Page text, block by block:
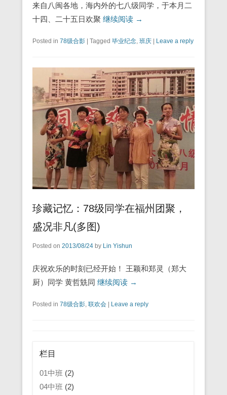
来自八闽各地，海内外的七八级同学，于本月二
十四、二十五日欢聚 继续阅读 →
Posted in 78级合影 | Tagged 毕业纪念 班庆 | Leave a reply
珍藏记忆：78级同学在福州团聚，
盛况非凡(多图)
Posted on 2013/08/24 by Lin Yishun
庆祝欢乐的时刻已经开始！ 王颖和郑灵（郑大
厨）同学 黄哲兟同 继续阅读 →
Posted in 78级合影 联欢会 | Leave a reply
栏目
01中班 (2)
04中班 (2)